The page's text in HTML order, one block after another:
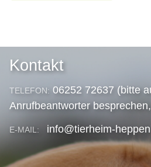
Kontakt
TELEFON: 06252 72637 (bitte
Anrufbeantworter
E-MAIL: info@tierheim-